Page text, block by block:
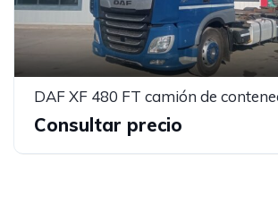
DAF XF 480 FT camión de
Consultar precio